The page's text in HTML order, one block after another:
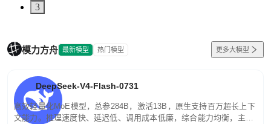
3
模力方舟 最新模型 热门模型 更多大模型
DeepSeek-V4-Flash-0731
高效轻量化MoE模型，总参284B，激活13B，原生支持百万超长上下
文能力。推理速度快、延迟低、调用成本低廉，综合能力均衡，主打